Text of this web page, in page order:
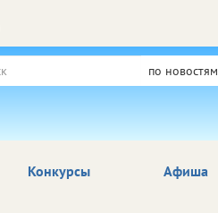
по новостям
Афиша
Конкурсы